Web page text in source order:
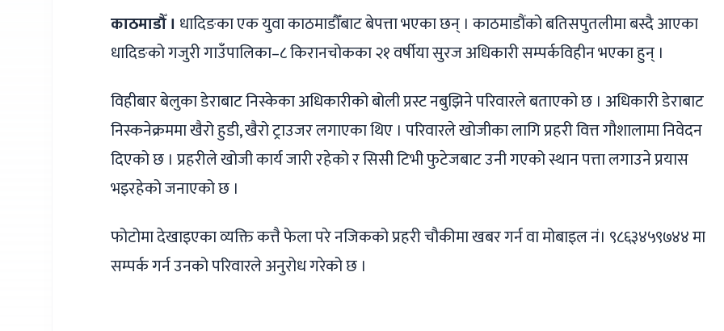
काठमाडौँ । धादिङका एक युवा काठमाडौँबाट बेपत्ता भएका छन् । काठमाडौंको बतिसपुतलीमा बस्दै आएका
धादिङको गजुरी गाउँपालिका–८ किरानचोकका २१ वर्षीया सुरज अधिकारी सम्पर्कविहीन भएका हुन् ।
विहीबार बेलुका डेराबाट निस्केका अधिकारीको बोली प्रस्ट नबुझिने परिवारले बताएको छ । अधिकारी डेराबाट
निस्कनेक्रममा खैरो हुडी, खैरो ट्राउजर लगाएका थिए । परिवारले खोजीका लागि प्रहरी वित्त गौशालामा निवेदन
दिएको छ । प्रहरीले खोजी कार्य जारी रहेको र सिसी टिभी फुटेजबाट उनी गएको स्थान पत्ता लगाउने प्रयास
भइरहेको जनाएको छ ।
फोटोमा देखाइएका व्यक्ति कत्तै फेला परे नजिकको प्रहरी चौकीमा खबर गर्न वा मोबाइल नं। ९८६३४५९७४४ मा
सम्पर्क गर्न उनको परिवारले अनुरोध गरेको छ ।